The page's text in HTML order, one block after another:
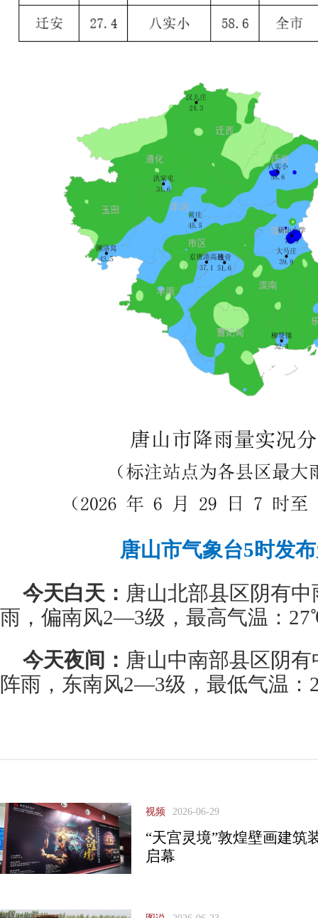
唐山市气象台5时发
今天白天： 唐山北部县区阴有
雨，偏南风2—3级，最高气温：
今天夜间： 唐山中南部县区阴
阵雨，东南风2—3级，最低气温
视频 2026-06-29
“天宫灵境”敦煌壁画建筑
启幕